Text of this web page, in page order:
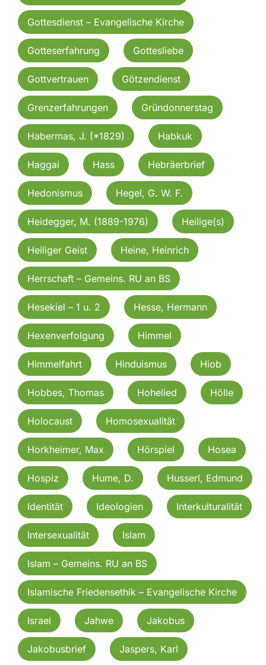
Gottesdienst – Evangelische Kirche
Gotteserfahrung Gottesliebe
Gottvertrauen Götzendienst
Grenzerfahrungen Gründonnerstag
Habermas, J. (*1829) Habkuk
Haggai Hass Hebräerbrief
Hedonismus Hegel, G. W. F.
Heidegger, M. (1889-1976) Heilige(s)
Heiliger Geist Heine, Heinrich
Herrschaft – Gemeins. RU an BS
Hesekiel – 1 u. 2 Hesse, Hermann
Hexenverfolgung Himmel
Himmelfahrt Hinduismus Hiob
Hobbes, Thomas Hohelied Hölle
Holocaust Homosexualität
Horkheimer, Max Hörspiel Hosea
Hospiz Hume, D. Husserl, Edmund
Identität Ideologien Interkulturalität
Intersexualität Islam
Islam – Gemeins. RU an BS
Islamische Friedensethik – Evangelische Kirche
Israel Jahwe Jakobus
Jakobusbrief Jaspers, Karl